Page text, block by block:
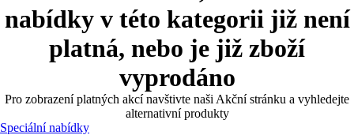
nabídky v této kategorii již není
platná, nebo je již zboží
vyprodáno
Pro zobrazení platných akcí navštivte naši Akční stránku a vyhledejte
alternativní produkty
Speciální nabídky